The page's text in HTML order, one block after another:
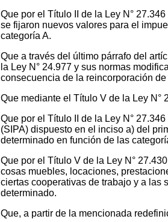
Que por el Título II de la Ley N°
se fijaron nuevos valores para el
categoría A.
Que a través del último párrafo del
la Ley N° 24.977 y sus normas
consecuencia de la reincorporación de
Que mediante el Título V de la Ley
Que por el Título II de la Ley N°
(SIPA) dispuesto en el inciso a) del
determinado en función de las
Que por el Título V de la Ley N°
cosas muebles, locaciones,
ciertas cooperativas de trabajo y a las
determinado.
Que, a partir de la mencionada